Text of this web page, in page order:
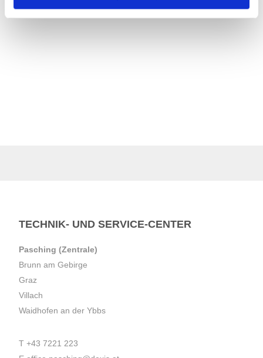
TECHNIK- UND SERVICE-CENTER
Pasching (Zentrale)
Brunn am Gebirge
Graz
Villach
Waidhofen an der Ybbs
T +43 7221 223